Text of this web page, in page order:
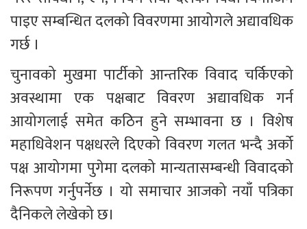
पाइए सम्बन्धित दलको विवरणमा आयोगले अद्यावधिक
गर्छ ।
चुनावको मुखमा पार्टीको आन्तरिक विवाद चर्किएको
अवस्थामा एक पक्षबाट विवरण अद्यावधिक गर्न
आयोगलाई समेत कठिन हुने सम्भावना छ । विशेष
महाधिवेशन पक्षधरले दिएको विवरण गलत भन्दै अर्को
पक्ष आयोगमा पुगेमा दलको मान्यतासम्बन्धी विवादको
निरूपण गर्नुपर्नेछ । यो समाचार आजको नयाँ पत्रिका
दैनिकले लेखेको छ।